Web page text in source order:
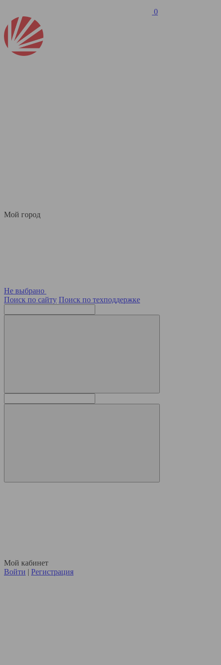
0
Мой город
Не выбрано
Поиск по сайту Поиск по техподдержке
Мой кабинет
Войти | Регистрация